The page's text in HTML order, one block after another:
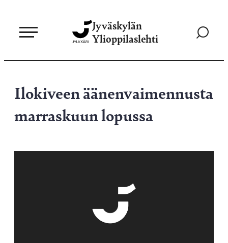
sisältöön
Jyväskylän
Ylioppilaslehti
Siirry
Ilokiveen äänenvaimennusta
marraskuun lopussa